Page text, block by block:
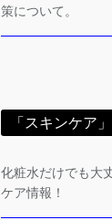
策について。
「スキンケア
化粧水だけでも大
ケア情報！